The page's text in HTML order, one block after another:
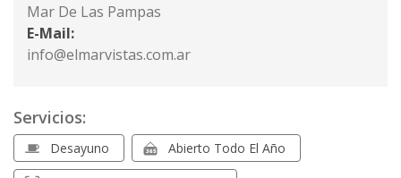
Mar De Las Pampas
E-Mail:
info@elmarvistas.com.ar
Servicios:
Desayuno Abierto Todo El Año